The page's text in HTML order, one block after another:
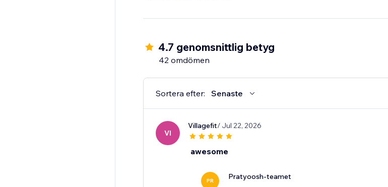
4.7 genomsnittlig betyg
42 omdömen
Sortera efter: Senaste
VI
Villagefit/ Jul 22, 2026
awesome
PR Pratyoosh-teamet